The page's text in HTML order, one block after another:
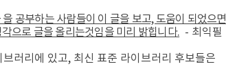
공부하는 사람들이 이 글을 보고, 도움이 되었으면
으로 글을 올리는것임을 미리 밝힙니다. - 최익필
러리에 있고, 최신 표준 라이브러리 후보들은